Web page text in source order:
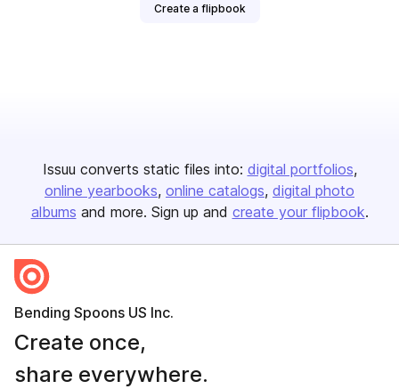
Create a flipbook
Issuu converts static files into: digital portfolios
online yearbooks online catalogs digital photo
albums and more. Sign up and create your flipbook.
Bending Spoons US Inc.
Create once,
share everywhere.